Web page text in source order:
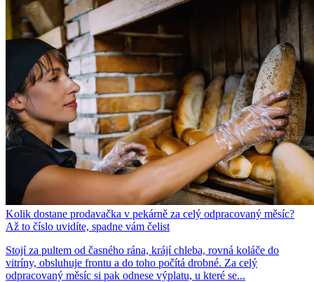
Kolik dostane prodavačka v pekárně za celý odpracovaný měsíc?
Až to číslo uvidíte, spadne vám čelist
Stojí za pultem od časného rána, krájí chleba, rovná koláče do
vitríny, obsluhuje frontu a do toho počítá drobné. Za celý
odpracovaný měsíc si pak odnese výplatu, u které se...